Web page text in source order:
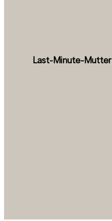
Last-Minute-